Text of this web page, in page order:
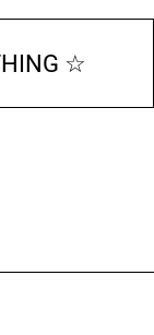
☆